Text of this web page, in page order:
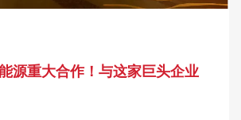
源重大合作！与这家巨头企业